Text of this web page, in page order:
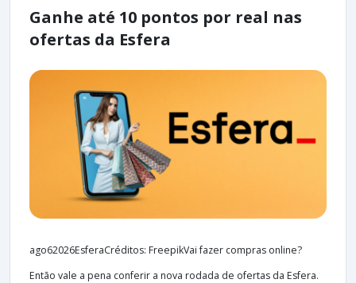
Ganhe até 10 pontos por real nas
ofertas da Esfera
ago62026EsferaCréditos: FreepikVai fazer compras online?
Então vale a pena conferir a nova rodada de ofertas da Esfera.